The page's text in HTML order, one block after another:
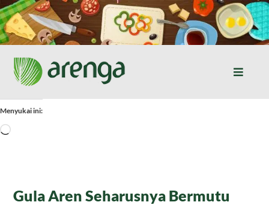
Skip
to
content
Toggle
Home
Menyukai ini:
Memuat...
Gula Aren Seharusnya Bermutu